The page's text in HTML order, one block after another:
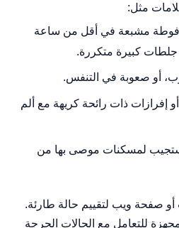
مثل:
فوطة مشبعة في أقل من ساعة
جلطات كبيرة متكررة.
أو صعوبة في التنفس.
إفرازات ذات رائحة كريهة مع ألم
يستجيب لمسكنات موصى بها من
أو صفحة ويب لتقييم حالة طارئة.
للتعامل مع الحالات الحرجة